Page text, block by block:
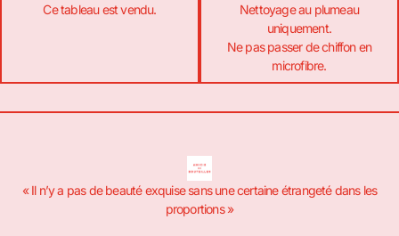
Ce tableau est vendu.
Nettoyage au plumeau
uniquement.
Ne pas passer de chiffon en
microfibre.
« Il n’y a pas de beauté exquise sans une certaine étrangeté dans les
proportions »